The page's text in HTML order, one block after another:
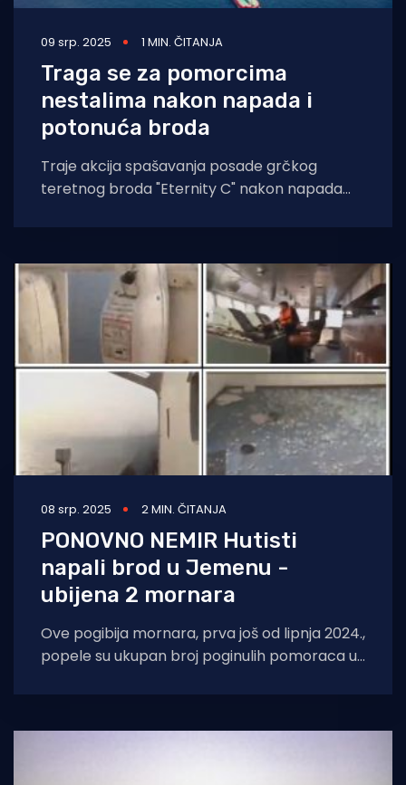
09 srp. 2025 1 MIN. ČITANJA
Traga se za pomorcima
nestalima nakon napada i
potonuća broda
Traje akcija spašavanja posade grčkog
teretnog broda "Eternity C" nakon napada
mornara,
08 srp. 2025 2 MIN. ČITANJA
PONOVNO NEMIR Hutisti
napali brod u Jemenu -
ubijena 2 mornara
Ove pogibija mornara, prva još od lipnja 2024.,
popele su ukupan broj poginulih pomoraca u